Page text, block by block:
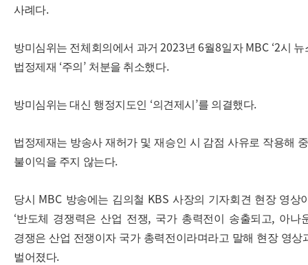
사례다.
방미심위는 전체회의에서 과거2023년 6월8일자 MBC ‘2시 뉴
법정제재 ‘주의 ’ 처분을 취소했다.
방미심위는 대신 행정지도인 ‘의견제시 ’를 의결했다.
법정제재는 방송사 재허가 및 재승인 시 감점 사유로 작용해
불이익을 주지 않는다.
당시 MBC 방송에는 김의철 KBS사장의 기자회견 현장 영상
‘반도체 경쟁력은 산업 전쟁, 국가 총력전이 송출되고, 아나
경쟁은 산업 전쟁이자 국가 총력전이라며라고 말해 현장 영
벌어졌다.